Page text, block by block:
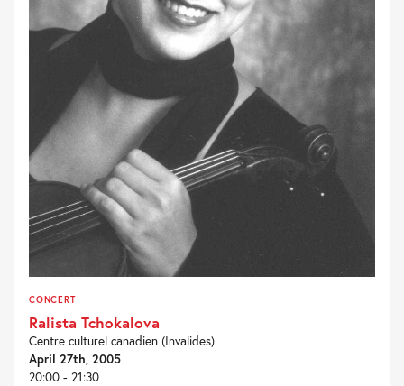
CONCERT
Ralista Tchokalova
Centre culturel canadien (Invalides)
April 27th, 2005
20:00 - 21:30